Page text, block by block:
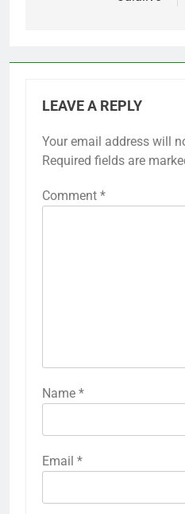
LEAVE A REPLY
Your email address will
Required fields are
Comment *
Name *
Email *